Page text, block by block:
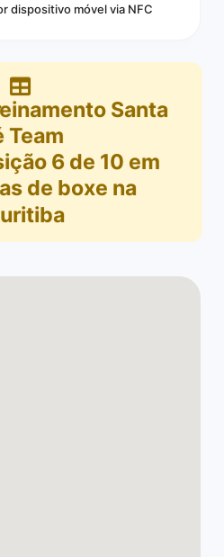
dispositivo móvel via NFC
Santa
Team
6 de 10 em
de boxe na